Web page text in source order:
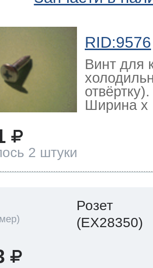
RID:9576
Винт для
Ширина х
2 штуки
Розет
(EX28350)